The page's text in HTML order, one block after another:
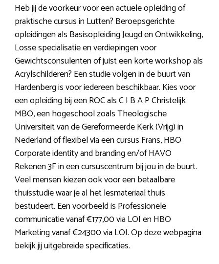
Heb jij de voorkeur voor een actuele opleiding of
praktische cursus in Lutten? Beroepsgerichte
opleidingen als Basisopleiding Jeugd en Ontwikkeling,
Losse specialisatie en verdiepingen voor
Gewichtsconsulenten of juist een korte workshop als
Acrylschilderen? Een studie volgen in de buurt van
Hardenberg is voor iedereen beschikbaar. Kies voor
een opleiding bij een ROC als C I B A P Christelijk
MBO, een hogeschool zoals Theologische
Universiteit van de Gereformeerde Kerk (Vrijg) in
Nederland of flexibel via een cursus Frans, HBO
Corporate identity and branding en/of HAVO
Rekenen 3F in een cursuscentrum bij jou in de buurt.
Veel mensen kiezen ook voor een betaalbare
thuisstudie waar je al het lesmateriaal thuis
bestudeert. Een voorbeeld is Professionele
communicatie vanaf €177,00 via LOI en HBO
Marketing vanaf €24300 via LOI. Op deze webpagina
bekijk jij uitgebreide specificaties.